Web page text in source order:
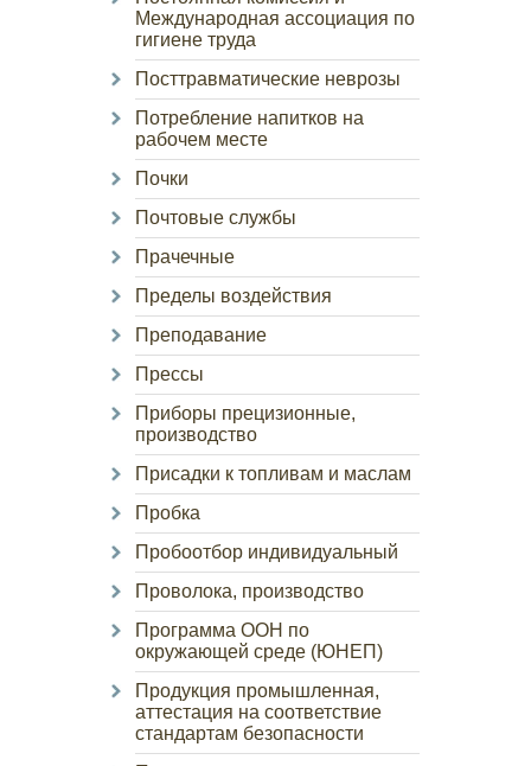
Международная ассоциация по
гигиене труда
Посттравматические неврозы
Потребление напитков на
рабочем месте
Почки
Почтовые службы
Прачечные
Пределы воздействия
Преподавание
Прессы
Приборы прецизионные,
производство
Присадки к топливам и маслам
Пробка
Пробоотбор индивидуальный
Проволока, производство
Программа ООН по
окружающей среде (ЮНЕП)
Продукция промышленная,
аттестация на соответствие
стандартам безопасности